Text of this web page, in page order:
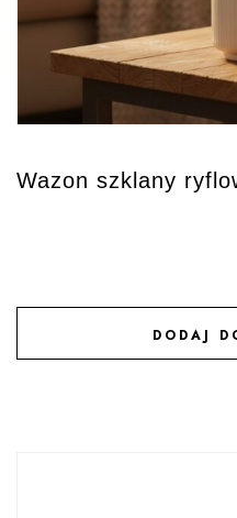
Wazon szklany
DODAJ
DODAJ